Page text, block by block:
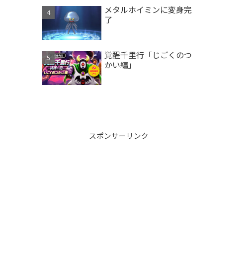
メタルホイミンに変身完
了
覚醒千里行「じごくのつ
かい編」
スポンサーリンク